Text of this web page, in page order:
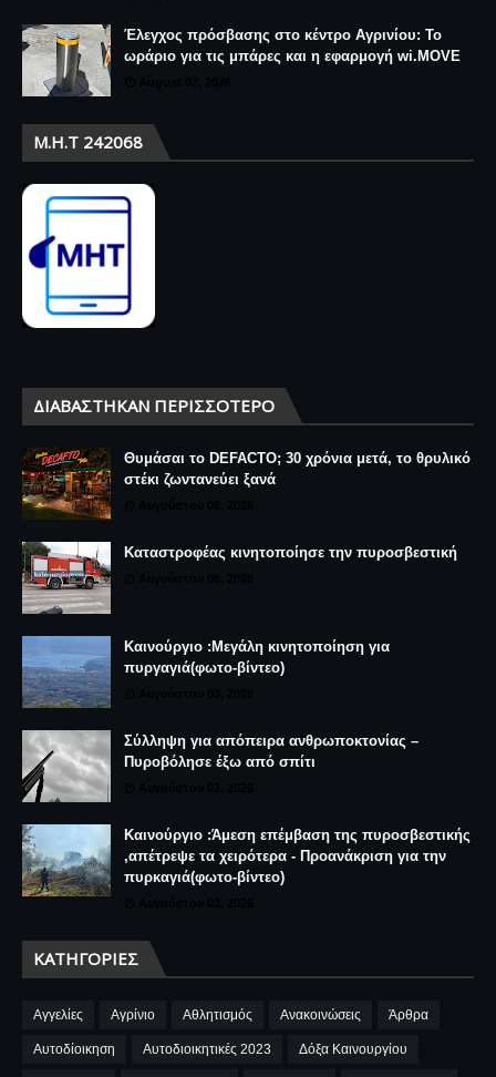
Έλεγχος πρόσβασης στο κέντρο Αγρινίου: Το
ωράριο για τις μπάρες και η εφαρμογή wi.MOVE
Μ.Η.Τ 242068
ΔΙΑΒΆΣΤΗΚΑΝ ΠΕΡΙΣΣΌΤΕΡΟ
Θυμάσαι το DEFACTO; 30 χρόνια μετά, το θρυλικό
στέκι ζωντανεύει ξανά
Καταστροφέας κινητοποίησε την πυροσβεστική
Καινούργιο :Μεγάλη κινητοποίηση για
πυργαγιά(φωτο-βίντεο)
Σύλληψη για απόπειρα ανθρωποκτονίας –
Πυροβόλησε έξω από σπίτι
Καινούργιο :Άμεση επέμβαση της πυροσβεστικής
,απέτρεψε τα χειρότερα - Προανάκριση για την
πυρκαγιά(φωτο-βίντεο)
ΚΑΤΗΓΟΡΊΕΣ
Αγγελίες Αγρίνιο Αθλητισμός Ανακοινώσεις Άρθρα
Αυτοδίοικηση Αυτοδιοικητικές 2023 Δόξα Καινουργίου